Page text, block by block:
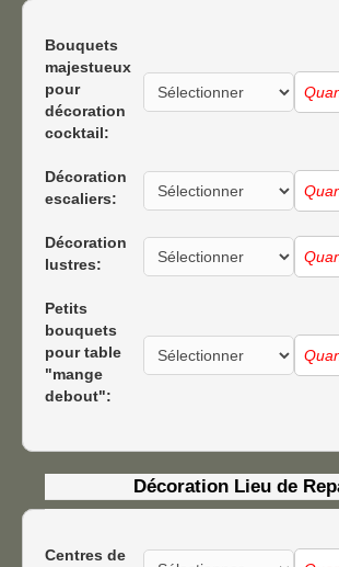
Bouquets
majestueux
pour
décoration
cocktail:
Décoration
escaliers:
Décoration
lustres:
Petits
bouquets
pour table
"mange
debout":
Décoration Lieu de
Centres de